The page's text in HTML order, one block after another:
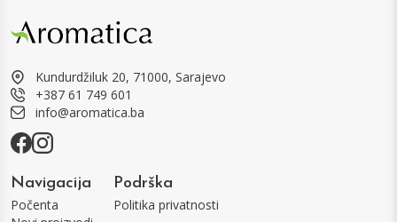
Kundurdžiluk 20, 71000, Sarajevo
+387 61 749 601
info@aromatica.ba
Navigacija
Počenta
Podrška
Politika privatnosti